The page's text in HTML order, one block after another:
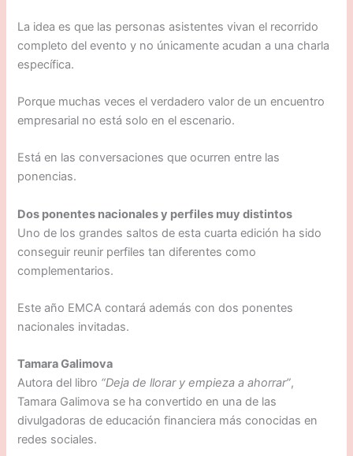
La idea es que las personas asistentes vivan el recorrido
completo del evento y no únicamente acudan a una charla
específica.
Porque muchas veces el verdadero valor de un encuentro
empresarial no está solo en el escenario.
Está en las conversaciones que ocurren entre las
ponencias.
Dos ponentes nacionales y perfiles muy distintos
Uno de los grandes saltos de esta cuarta edición ha sido
conseguir reunir perfiles tan diferentes como
complementarios.
Este año EMCA contará además con dos ponentes
nacionales invitadas.
Tamara Galimova
Autora del libro “Deja de llorar y empieza a ahorrar”,
Tamara Galimova se ha convertido en una de las
divulgadoras de educación financiera más conocidas en
redes sociales.